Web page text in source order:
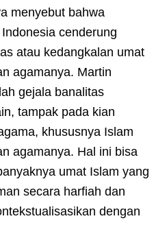
menyebut bahwa
cenderung
atau kedangkalan umat
agamanya. Martin
gejala banalitas
tampak pada kian
khususnya Islam
agamanya. Hal ini bisa
umat Islam yang
secara harfiah dan
dengan